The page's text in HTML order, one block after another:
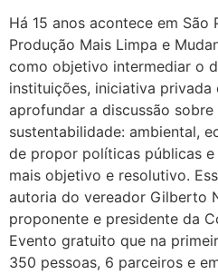
Há 15 anos acontece em São
Produção Mais Limpa e
como objetivo intermediar o
instituições, iniciativa privada
aprofundar a discussão
sustentabilidade: ambiental,
de propor políticas públicas
mais objetivo e resolutivo.
autoria do vereador Gilberto
proponente e presidente da
Evento gratuito que na
350 pessoas, 6 parceiros e